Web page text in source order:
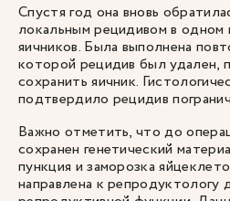
Спустя год она вновь
локальным рецидивом в одном
яичников. Была выполнена
которой рецидив был удален,
сохранить яичник.
подтвердило рецидив
Важно отметить, что до
сохранен генетический
пункция и заморозка
направлена к репродуктологу